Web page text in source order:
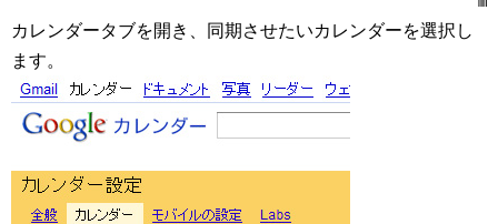
カレンダータブを開き、同期させたいカレンダーを選択し
ます。